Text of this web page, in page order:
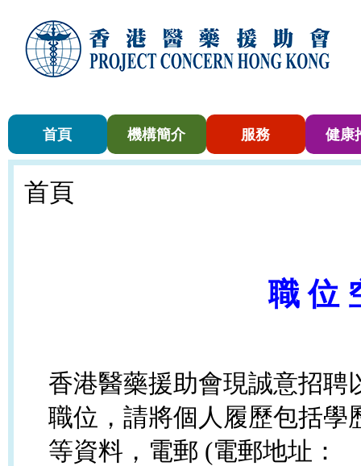
首頁 機構簡介 服務 健康
首頁
職 位
香港醫藥援助會現誠意招聘
職位，請將個人履歷包括學
等資料，電郵 (電郵地址：